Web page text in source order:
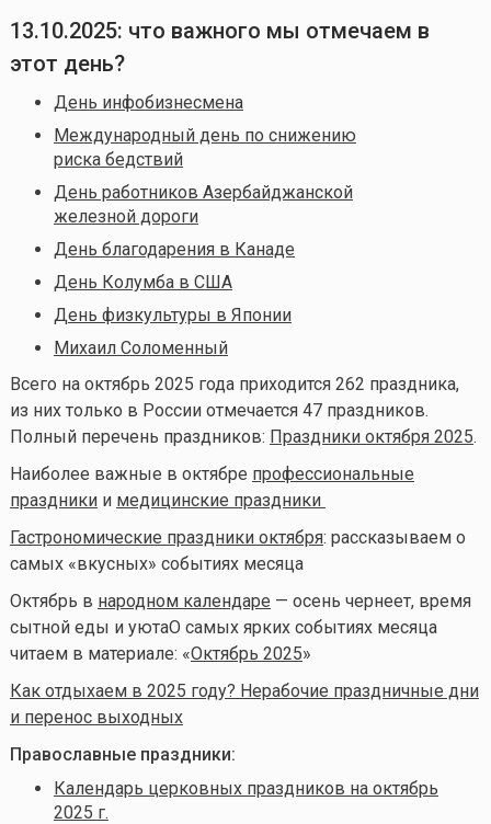
13.10.2025: что важного мы отмечаем в
этот день?
День инфобизнесмена
Международный день по снижению
риска бедствий
День работников Азербайджанской
железной дороги
День благодарения в Канаде
День Колумба в США
День физкультуры в Японии
Михаил Соломенный
Всего на октябрь 2025 года приходится 262 праздника,
из них только в России отмечается 47 праздников.
Полный перечень праздников: Праздники октября 2025.
Наиболее важные в октябре профессиональные
праздникии медицинские праздники
Гастрономические праздники октября: рассказываем о
самых «вкусных» событиях месяца
Октябрь в народном календаре — осень чернеет, время
сытной еды и уютаО самых ярких событиях месяца
читаем в материале: «Октябрь 2025»
Как отдыхаем в 2025 году? Нерабочие праздничные дни
и перенос выходных
Православные праздники:
Календарь церковных праздников на октябрь
2025 г.